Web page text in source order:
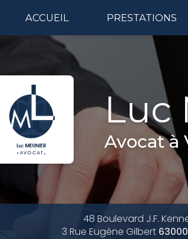
ACCUEIL PRESTATIONS
Luc
Avocat à
48 Boulevard J.F.
3 Rue Eugène Gilbert 63000